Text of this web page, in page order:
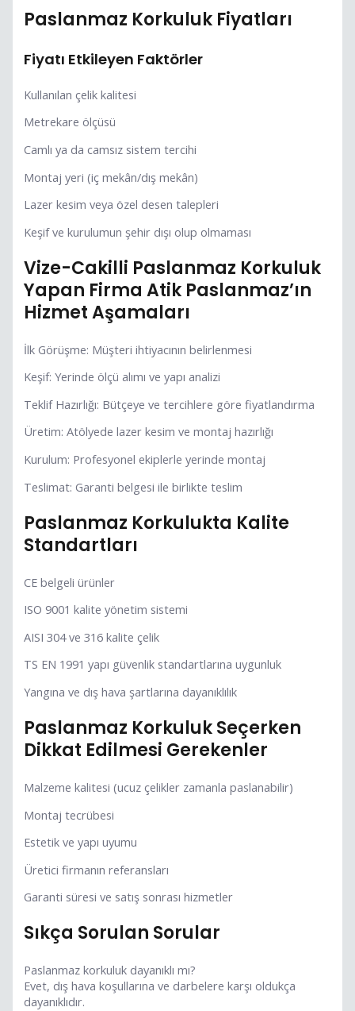
Paslanmaz Korkuluk Fiyatları
Fiyatı Etkileyen Faktörler
Kullanılan çelik kalitesi
Metrekare ölçüsü
Camlı ya da camsız sistem tercihi
Montaj yeri (iç mekân/dış mekân)
Lazer kesim veya özel desen talepleri
Keşif ve kurulumun şehir dışı olup olmaması
Vize-Cakilli Paslanmaz Korkuluk
Yapan Firma Atik Paslanmaz’ın
Hizmet Aşamaları
İlk Görüşme: Müşteri ihtiyacının belirlenmesi
Keşif: Yerinde ölçü alımı ve yapı analizi
Teklif Hazırlığı: Bütçeye ve tercihlere göre fiyatlandırma
Üretim: Atölyede lazer kesim ve montaj hazırlığı
Kurulum: Profesyonel ekiplerle yerinde montaj
Teslimat: Garanti belgesi ile birlikte teslim
Paslanmaz Korkulukta Kalite
Standartları
CE belgeli ürünler
ISO 9001 kalite yönetim sistemi
AISI 304 ve 316 kalite çelik
TS EN 1991 yapı güvenlik standartlarına uygunluk
Yangına ve dış hava şartlarına dayanıklılık
Paslanmaz Korkuluk Seçerken
Dikkat Edilmesi Gerekenler
Malzeme kalitesi (ucuz çelikler zamanla paslanabilir)
Montaj tecrübesi
Estetik ve yapı uyumu
Üretici firmanın referansları
Garanti süresi ve satış sonrası hizmetler
Sıkça Sorulan Sorular
Paslanmaz korkuluk dayanıklı mı?
Evet, dış hava koşullarına ve darbelere karşı oldukça
dayanıklıdır.